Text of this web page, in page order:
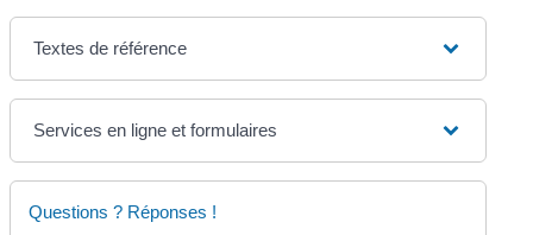
Textes de référence
Services en ligne et formulaires
Questions ? Réponses !